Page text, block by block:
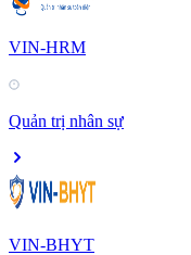
VIN-HRM
Quản trị nhân sự
VIN-BHYT